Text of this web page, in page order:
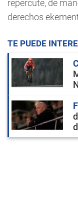
repercute, de
derechos
TE PUEDE